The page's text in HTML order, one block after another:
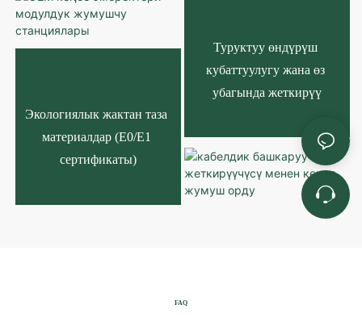
Экологиялык жактан таза
материалдар (E0/E1
сертификаты)
Туруктуу өндүрүш
кубаттуулугу жана өз
убагында жеткирүү
FAQ